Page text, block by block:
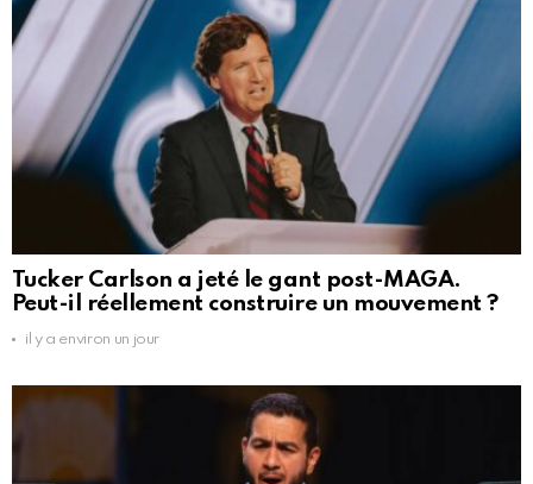
Tucker Carlson a jeté le gant post-MAGA.
Peut-il réellement construire un mouvement ?
il y a environ un jour